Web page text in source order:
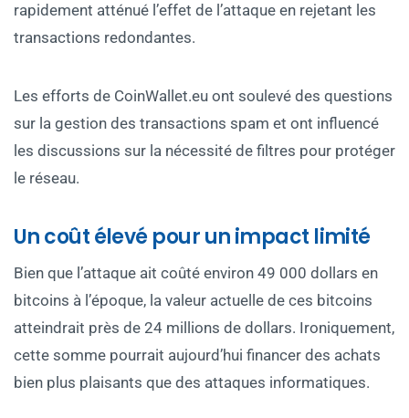
rapidement atténué l’effet de l’attaque en rejetant les
transactions redondantes.
Les efforts de CoinWallet.eu ont soulevé des questions
sur la gestion des transactions spam et ont influencé
les discussions sur la nécessité de filtres pour protéger
le réseau.
Un coût élevé pour un impact limité
Bien que l’attaque ait coûté environ 49 000 dollars en
bitcoins à l’époque, la valeur actuelle de ces bitcoins
atteindrait près de 24 millions de dollars. Ironiquement,
cette somme pourrait aujourd’hui financer des achats
bien plus plaisants que des attaques informatiques.